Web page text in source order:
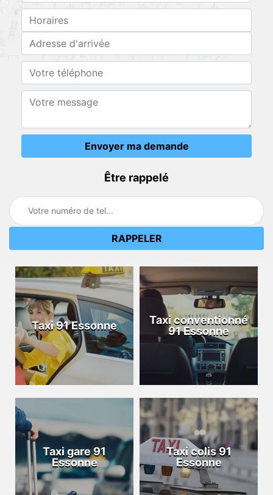
Être rappelé
Taxi 91 Essonne
Taxi conventionné
91 Essonne
Taxi gare 91
Essonne
Taxi colis 91
Essonne